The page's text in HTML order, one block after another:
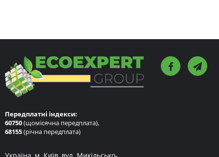
Передплатні індекси:
60750(щомісячна передплата),
68155(річна передплата)